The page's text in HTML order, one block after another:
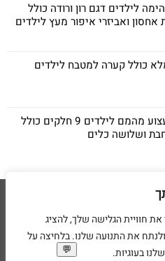
חוויית הגלישה שלך, להציג
את התנועה שלנו. בלחיצה על
בעוגיות.
לילדים דגם רון ורודה כולל
ואביזרי איפור מעץ לילדים
כולל קערה למטבח לילדים
סט סירים ממתכת צעצוע מהמם לילדים 9 חלקים כולל
ושלושה כלים
MasterCard
Express
2
החזרת מוצרים תקנון מדיניות פרטיות
מחיקת פרטים אישיים